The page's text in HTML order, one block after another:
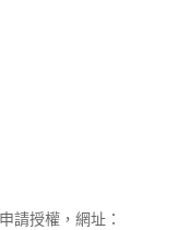
請授權，網址：